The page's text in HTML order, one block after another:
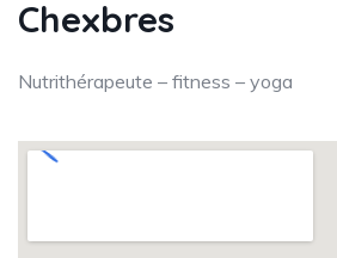
Chexbres
Nutrithérapeute – fitness – yoga